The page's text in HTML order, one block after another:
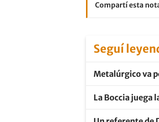
Compartí esta
Seguí
Metalúrgico va
La Boccia juega